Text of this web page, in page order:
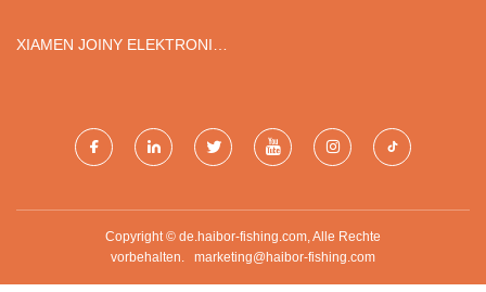
XIAMEN JOINY ELEKTRONIK
Copyright © de.haibor-fishing.com, Alle Rechte
vorbehalten. marketing@haibor-fishing.com